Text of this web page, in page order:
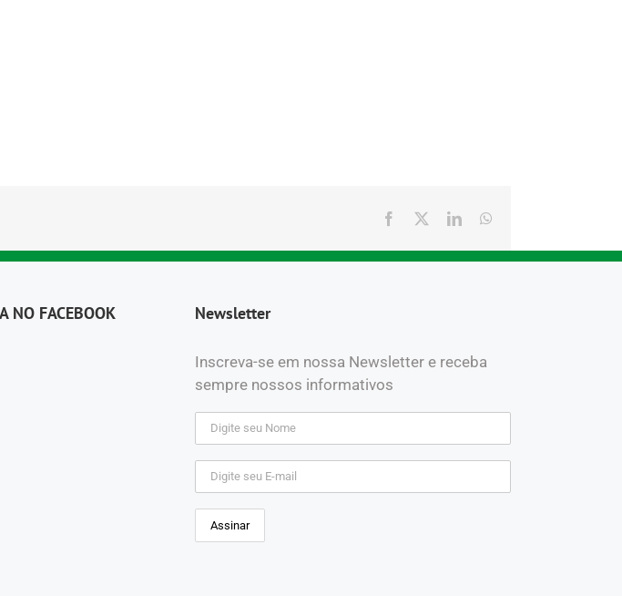
Facebook LinkedIn
NO FACEBOOK Newsletter
Inscreva-se em nossa Newsletter e receba
sempre nossos informativos